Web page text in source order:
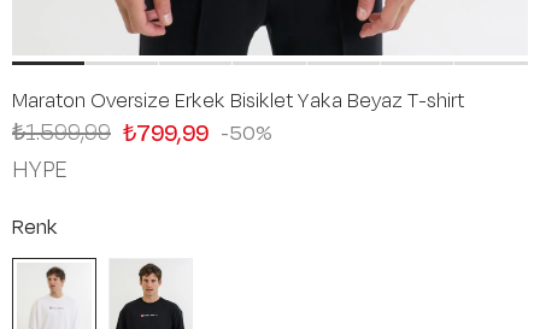
Maraton Oversize Erkek Bisiklet Yaka Beyaz T-shirt
50
₺1.599,99 ₺799,99
HYPE
Renk